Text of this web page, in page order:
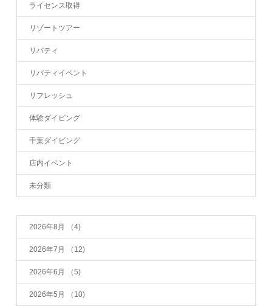
ライセンス取得
リゾートツアー
リバティ
リバティイベント
リフレッシュ
体験ダイビング
千葉ダイビング
店内イベント
未分類
2026年8月 （4)
2026年7月 （12)
2026年6月 （5)
2026年5月 （10)